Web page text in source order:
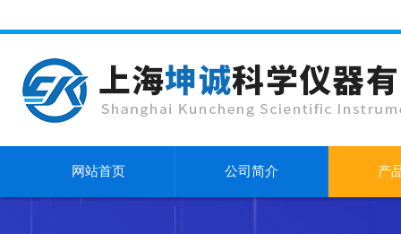
网站首页 公司简介 产